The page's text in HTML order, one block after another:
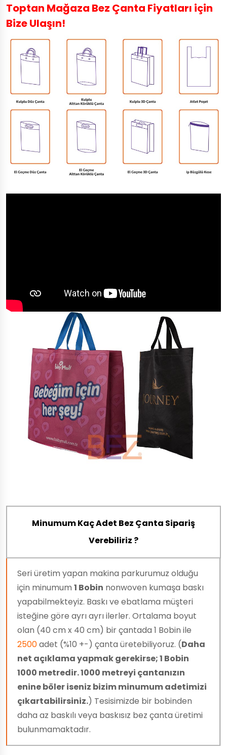
Toptan Mağaza Bez Çanta Fiyatları için
Bize Ulaşın!
Minumum Kaç Adet Bez Çanta Sipariş
Verebiliriz ?
Seri üretim yapan makina parkurumuz olduğu
için minumum 1 Bobin nonwoven kumaşa baskı
yapabilmekteyiz. Baskı ve ebatlama müşteri
isteğine göre ayrı ayrı ilerler. Ortalama boyut
olan (40 cm x 40 cm) bir çantada 1 Bobin ile
2500adet (%10 +-) çanta üretebiliyoruz. (Daha
net açıklama yapmak gerekirse; 1 Bobin
1000 metredir. 1000 metreyi çantanızın
enine böler iseniz bizim minumum adetimizi
çıkartabilirsiniz.) Tesisimizde bir bobinden
daha az baskılı veya baskısız bez çanta üretimi
bulunmamaktadır.